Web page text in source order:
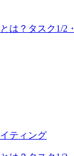
は？タスク1/2
ティング